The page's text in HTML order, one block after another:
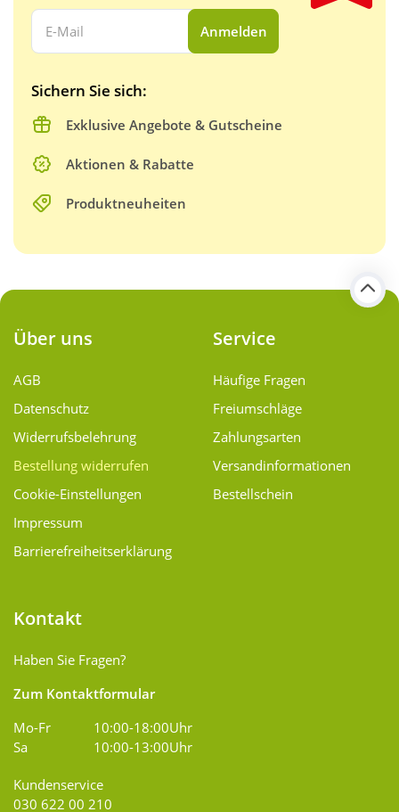
Ihre E-Mail Adresse:
Anmelden
Sichern Sie sich:
Exklusive Angebote & Gutscheine
Aktionen & Rabatte
Produktneuheiten
Über uns
AGB
Datenschutz
Widerrufsbelehrung
Bestellung widerrufen
Cookie-Einstellungen
Impressum
Barrierefreiheitserklärung
Service
Häufige Fragen
Freiumschläge
Zahlungsarten
Versand­informationen
Bestellschein
Kontakt
Haben Sie Fragen?
Zum Kontaktformular
Mo-Fr
10:00-18:00Uhr
Sa
10:00-13:00Uhr
Kundenservice
030 622 00 210